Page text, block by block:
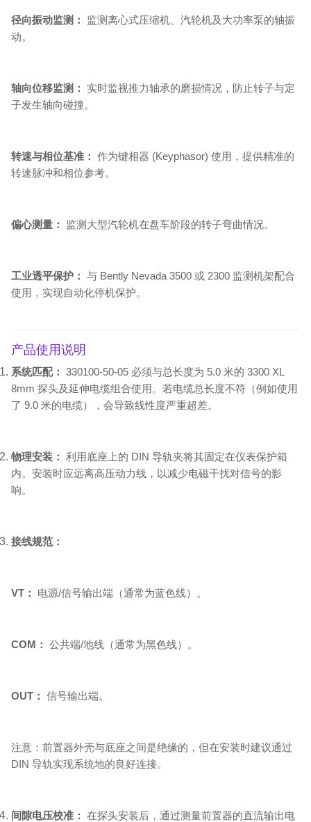
径向振动监测：
监测离心式压缩机、汽轮机及大功率泵的轴振
动。
轴向位移监测：
实时监视推力轴承的磨损情况，防止转子与定
子发生轴向碰撞。
转速与相位基准： 作为键相器 (Keyphasor) 使用，提供精准的
转速脉冲和相位参考。
偏心测量： 监测大型汽轮机在盘车阶段的转子弯曲情况。
工业透平保护： 与 Bently Nevada 3500 或 2300 监测机架配合
使用，实现自动化停机保护。
产品使用说明
系统匹配： 330100-50-05 必须与总长度为 5.0 米的 3300 XL
8mm 探头及延伸电缆组合使用。若电缆总长度不符（例如使用
了 9.0 米的电缆），会导致线性度严重超差。
物理安装： 利用底座上的 DIN 导轨夹将其固定在仪表保护箱
内。安装时应远离高压动力线，以减少电磁干扰对信号的影
响。
接线规范：
VT： 电源/信号输出端（通常为蓝色线）。
COM： 公共端/地线（通常为黑色线）。
OUT： 信号输出端。
注意：前置器外壳与底座之间是绝缘的，但在安装时建议通过
DIN 导轨实现系统地的良好连接。
间隙电压校准： 在探头安装后，通过测量前置器的直流输出电